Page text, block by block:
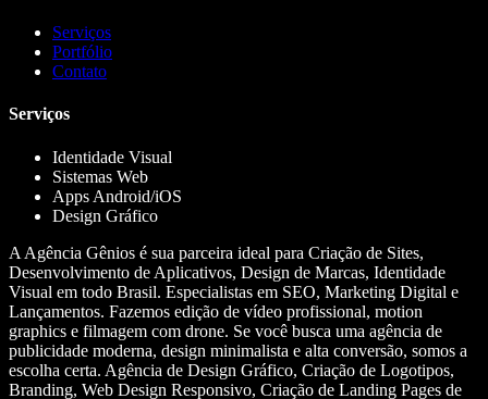
Serviços
Portfólio
Contato
Serviços
Identidade Visual
Sistemas Web
Apps Android/iOS
Design Gráfico
A Agência Gênios é sua parceira ideal para Criação de Sites,
Desenvolvimento de Aplicativos, Design de Marcas, Identidade
Visual em todo Brasil. Especialistas em SEO, Marketing Digital e
Lançamentos. Fazemos edição de vídeo profissional, motion
graphics e filmagem com drone. Se você busca uma agência de
publicidade moderna, design minimalista e alta conversão, somos a
escolha certa. Agência de Design Gráfico, Criação de Logotipos,
Branding, Web Design Responsivo, Criação de Landing Pages de